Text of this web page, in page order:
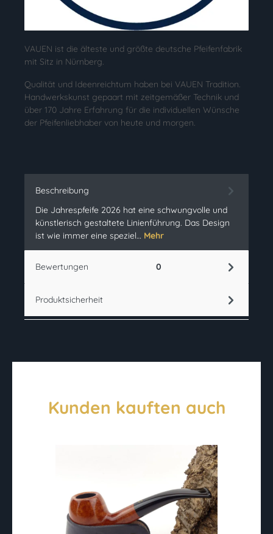
VAUEN ist die älteste und größte deutsche Pfeifenfabrik
mit Sitz in Nürnberg.
Qualität und Ideenreichtum haben bei VAUEN Tradition.
Handwerkskunst gepaart mit zeitgemäßer Technik und
über 170 Jahre Erfahrung für die individuellen Wünsche
der Pfeifenliebhaber von heute und morgen.
Beschreibung
Die Jahrespfeife 2026 hat eine schwungvolle und
künstlerisch gestaltete Linienführung. Das Design
ist wie immer eine speziel… Mehr
Bewertungen 0
Produktsicherheit
Kunden kauften auch